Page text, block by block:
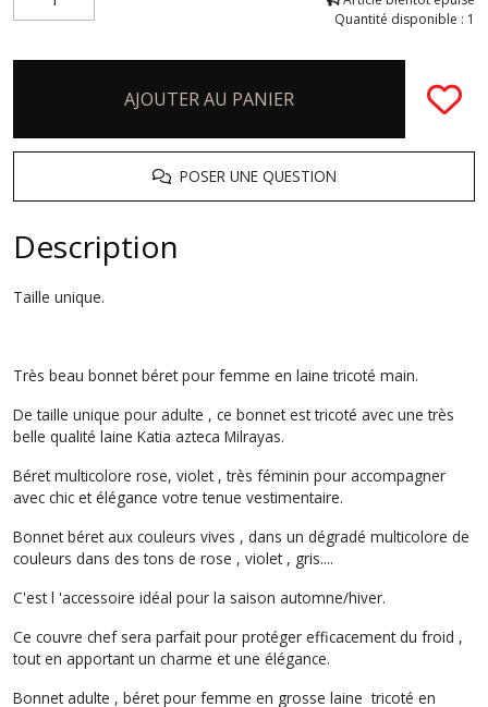
Quantité disponible : 1
AJOUTER AU PANIER
POSER UNE QUESTION
Description
Taille unique.
Très beau bonnet béret pour femme en laine tricoté main.
De taille unique pour adulte , ce bonnet est tricoté avec une très
belle qualité laine Katia azteca Milrayas.
Béret multicolore rose, violet , très féminin pour accompagner
avec chic et élégance votre tenue vestimentaire.
Bonnet béret aux couleurs vives , dans un dégradé multicolore de
couleurs dans des tons de rose , violet , gris....
C'est l 'accessoire idéal pour la saison automne/hiver.
Ce couvre chef sera parfait pour protéger efficacement du froid ,
tout en apportant un charme et une élégance.
Bonnet adulte , béret pour femme en grosse laine tricoté en